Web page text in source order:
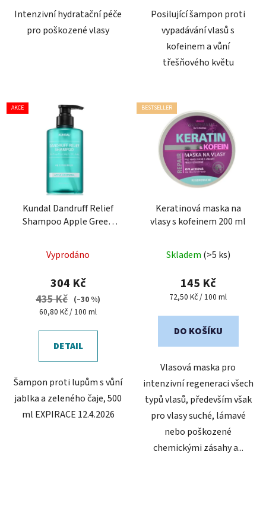
Intenzivní hydratační péče
pro poškozené vlasy
Posilující šampon proti
vypadávání vlasů s
kofeinem a vůní
třešňového květu
AKCE
Kundal Dandruff Relief
Shampoo Apple Green
proti lupům
Vyprodáno
304 Kč
435 Kč (–30 %)
Měrná
60,80 Kč / 100 ml
DETAIL
Šampon proti lupům s vůní
jablka a zeleného čaje, 500
ml EXPIRACE 12.4.2026
BESTSELLER
Keratinová maska na
vlasy s kofeinem 200 ml
Skladem (>5 ks)
145 Kč
Měrná
72,50 Kč / 100 ml
DO KOŠÍKU
Vlasová maska pro
intenzivní regeneraci všech
typů vlasů, především však
pro vlasy suché, lámavé
nebo poškozené
chemickými zásahy a...